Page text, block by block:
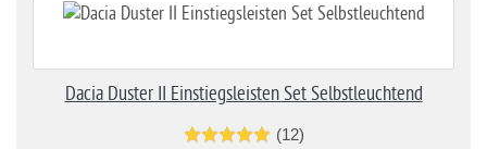
Dacia Duster II Einstiegsleisten Set Selbstleuchtend
(12)